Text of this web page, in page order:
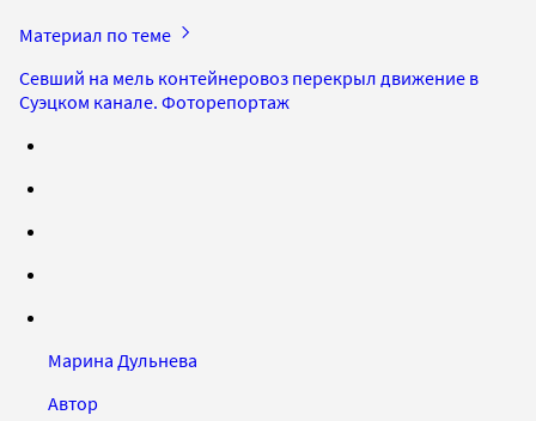
Материал по теме
Севший на мель контейнеровоз перекрыл движение в
Суэцком канале. Фоторепортаж
Марина Дульнева
Автор